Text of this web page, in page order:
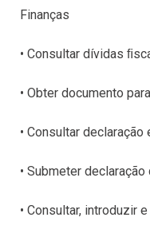
Finanças
• Consultar dívidas
• Obter documento
• Consultar
• Submeter
• Consultar, introduzir